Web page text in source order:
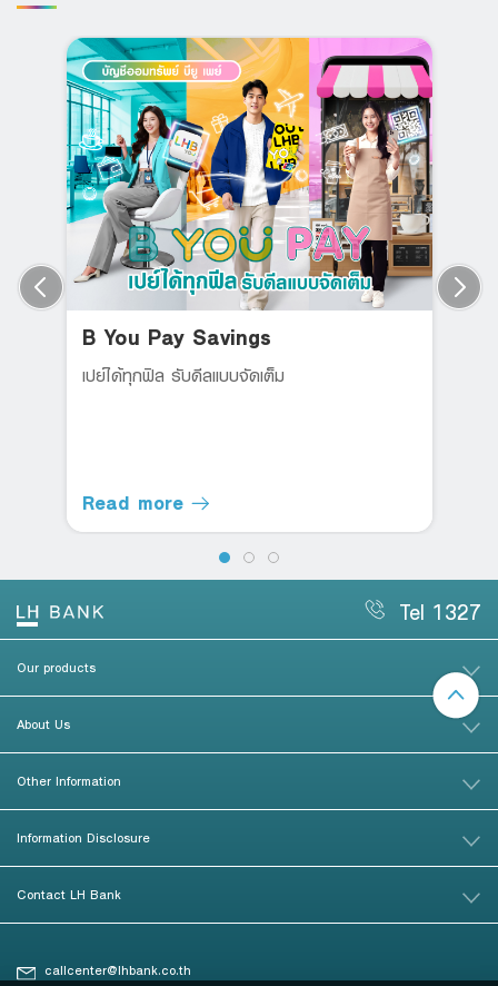
B You Pay Savings
เปย์ได้ทุกฟิล รับดีลแบบจัดเต็ม
Read more
Tel 1327
Our products
About Us
Other Information
Information Disclosure
Contact LH Bank
callcenter@lhbank.co.th